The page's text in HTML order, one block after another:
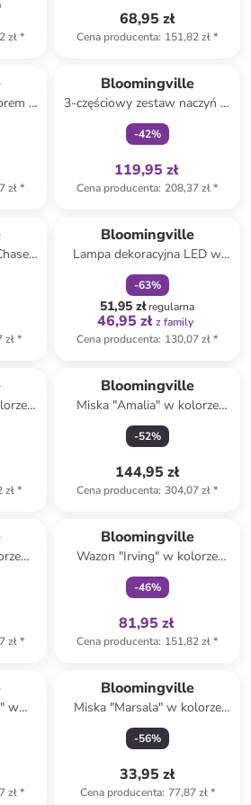
zł*
68,95 zł
Cena producenta: 151,82 zł*
-
zł*
Bloomingville
3-częściowy zestaw naczyń w
kolorze kremowo-
jasnoróżowym dla dzieci
-42%
119,95 zł
Cena producenta: 208,37 zł*
-
zł*
Bloomingville
Lampa dekoracyjna LED w
kolorze białym - 14 x 15 x 12
cm
-63%
51,95 złregularna
46,95 zł z family
Cena producenta: 130,07 zł*
11
zł*
Bloomingville
Miska "Amalia" w kolorze
niebiesko-kremowym - Ø 24
cm
-52%
144,95 zł
Cena producenta: 304,07 zł*
cm
zł*
Bloomingville
Wazon "Irving" w kolorze
niebiesko-kremowym - 11 x
22 x 7,5 cm
-46%
81,95 zł
Cena producenta: 151,82 zł*
w
9,5
zł*
Bloomingville
Miska "Marsala" w kolorze
żółtym - Ø 20 cm
-56%
33,95 zł
Cena producenta: 77,87 zł*